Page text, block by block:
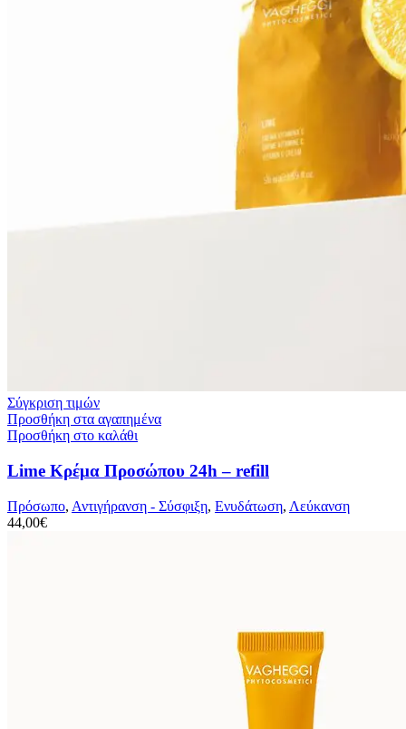
Σύγκριση τιμών
Προσθήκη στα αγαπημένα
Προσθήκη στο καλάθι
Lime Κρέμα Προσώπου 24h – refill
Πρόσωπο, Αντιγήρανση - Σύσφιξη, Ενυδάτωση, Λεύκανση
44,00€